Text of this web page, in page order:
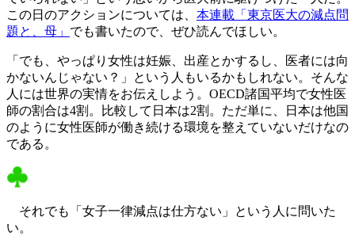
この日のアクションについては、 本連載「東京医大の減点問
題と、母」 でも書いたので、ぜひ読んでほしい。
「でも、やっぱり女性は妊娠、出産とかするし、医者には向
かないんじゃない？」という人もいるかもしれない。そんな
人には世界の実情をお伝えしよう。OECD諸国平均で女性医
師の割合は4割。比較して日本は2割。ただ単に、日本は他国
のように女性医師が働き続ける環境を整えていないだけなの
である。
それでも「女子一律減点は仕方ない」という人に問いた
い。